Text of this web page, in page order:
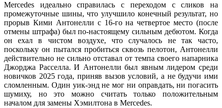
Mercedes идеально справилась с переходом с сликов на
промежуточные шины, что улучшило конечный результат, но
прорыв Кими Антонелли с 16-го на четвертое место (после
отмены штрафа) был по-настоящему сильным дебютом. Когда
он ехал в чистом воздухе, что случалось не так часто,
поскольку он пытался пробиться сквозь пелотон, Антонелли
действительно не сильно отставал от темпа своего напарника
Джорджа Расселла. И Антонелли был явным лидером среди
новичков 2025 года, приняв вызов условий, а не будучи ими
сломленным. Один уик-энд не мог ни оправдать, ни погасить
шумиху, но это можно считать только положительным
началом для замены Хэмилтона в Mercedes.